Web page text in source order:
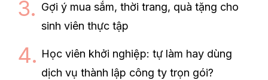
Gợi ý mua sắm, thời trang, quà tặng cho
sinh viên thực tập
Học viên khởi nghiệp: tự làm hay dùng
dịch vụ thành lập công ty trọn gói?